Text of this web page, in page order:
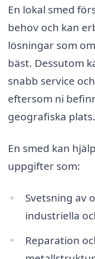
En lokal smed
behov och kan
lösningar som
bäst. Dessutom
snabb service
eftersom ni
geografiska plats.
En smed kan
uppgifter som:
Svetsning av
industriella
Reparation